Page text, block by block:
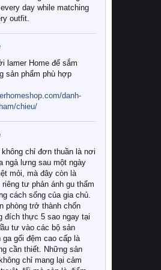
day while matching
outfit.
lamer Home để sắm
sản phẩm phù hợp
danh-
chieu/
không chỉ đơn thuần là nơi
ngả lưng sau một ngày
mỏi, mà đây còn là
riêng tư phản ánh gu thẩm
cách sống của gia chủ.
phòng trở thành chốn
đích thực 5 sao ngay tại
tư vào các bộ sản
ga gối đệm cao cấp là
cần thiết. Những sản
chỉ mang lại cảm